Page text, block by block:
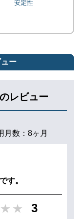
ー
レビュー
月数： 8ヶ月
す。
3